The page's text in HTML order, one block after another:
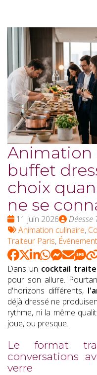
Animation
buffet
choix
ne se
Date
:
11 juin 2026
Publié
par
Déesse
Tags
:
Animation culinaire,
Traiteur Paris,
Dans un cocktail
pour son allure.
d'horizons différents,
déjà dressé ne
rythme, ni la même
joue, ou presque.
Le format
conversations
verre